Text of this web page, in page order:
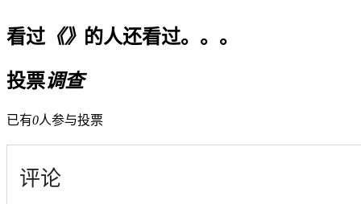
看过《》 的人还看过。。。
投票调查
已有0人参与投票
评论